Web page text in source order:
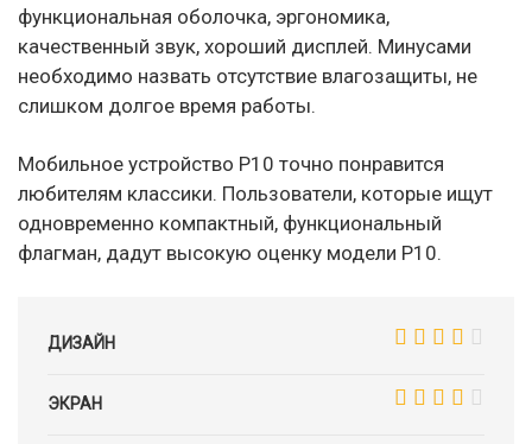
функциональная оболочка, эргономика,
качественный звук, хороший дисплей. Минусами
необходимо назвать отсутствие влагозащиты, не
слишком долгое время работы.
Мобильное устройство P10 точно понравится
любителям классики. Пользователи, которые ищут
одновременно компактный, функциональный
флагман, дадут высокую оценку модели P10.
ДИЗАЙН
ЭКРАН